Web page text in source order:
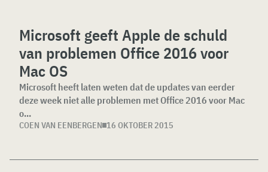
Microsoft geeft Apple de schuld
van problemen Office 2016 voor
Mac OS
Microsoft heeft laten weten dat de updates van eerder
deze week niet alle problemen met Office 2016 voor Mac
o...
COEN VAN EENBERGEN 16 OKTOBER 2015